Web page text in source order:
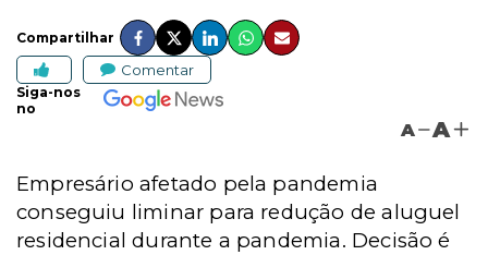
Compartilhar
Comentar
Siga-nos
no
A A
Empresário afetado pela pandemia
conseguiu liminar para redução de aluguel
residencial durante a pandemia. Decisão é